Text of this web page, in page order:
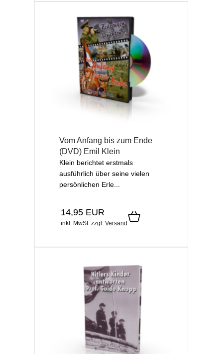
Vom Anfang bis zum Ende
(DVD) Emil Klein
Klein berichtet erstmals
ausführlich über seine vielen
persönlichen Erle...
14,95 EUR
inkl. MwSt. zzgl. Versand